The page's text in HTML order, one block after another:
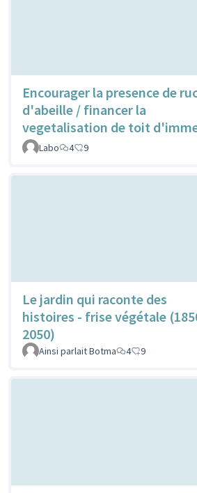
Encourager la presence de
d'abeille / financer la
vegetalisation de toit
Labo
4 9
Le jardin qui raconte des
histoires - frise végétale
2050)
Ainsi parlait Botma 4 9